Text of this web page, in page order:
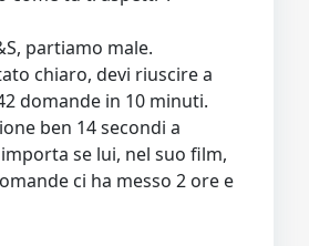
partiamo male.
chiaro, devi riuscire a
domande in 10 minuti.
ben 14 secondi a
se lui, nel suo film,
ci ha messo 2 ore e